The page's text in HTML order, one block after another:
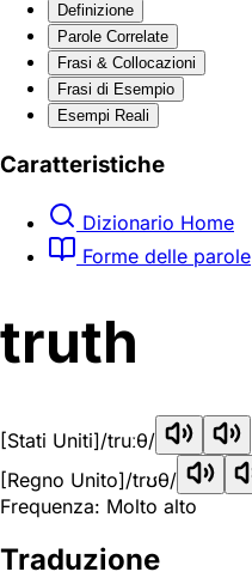
Definizione
Parole Correlate
Frasi & Collocazioni
Frasi di Esempio
Esempi Reali
Caratteristiche
Dizionario Home
Forme delle parole
truth
[Stati Uniti]/truːθ/
[Regno Unito]/trʊθ/
Frequenza: Molto alto
Traduzione